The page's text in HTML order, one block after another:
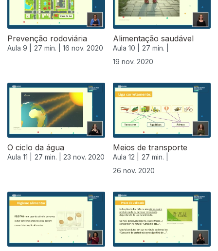
Prevenção rodoviária
Aula 9 | 27 min. | 16 nov. 2020
Alimentação saudável
Aula 10 |
27 min. |
19 nov. 2020
O ciclo da água
Aula 11 | 27 min. | 23 nov. 2020
Meios de transporte
Aula 12 |
27 min. |
26 nov. 2020
508486